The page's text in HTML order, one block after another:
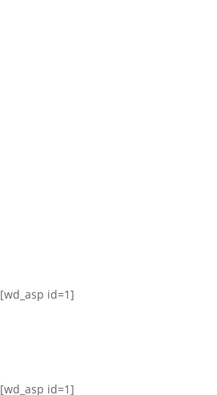
[wd_asp id=1]
[wd_asp id=1]